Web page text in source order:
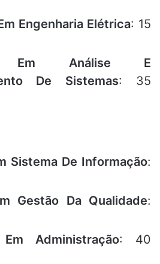
Engenharia Elétrica: 15
Em Análise E
De Sistemas: 35
Sistema De Informação:
Gestão Da Qualidade:
Em Administração: 40